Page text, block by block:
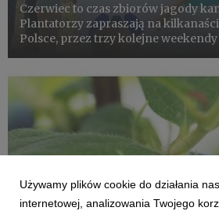
Czerwiec to czas zbiorów jagody
Plantatorzy zapraszają na
Polsce, przez trzy kolejne weekendy
i szeroka paleta p...
Używamy plików cookie do działania
internetowej, analizowania Twojego